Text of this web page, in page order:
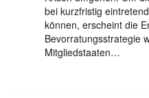
bei kurzfristig
können, erscheint die
Bevorratungsstrategie
Mitgliedstaaten…